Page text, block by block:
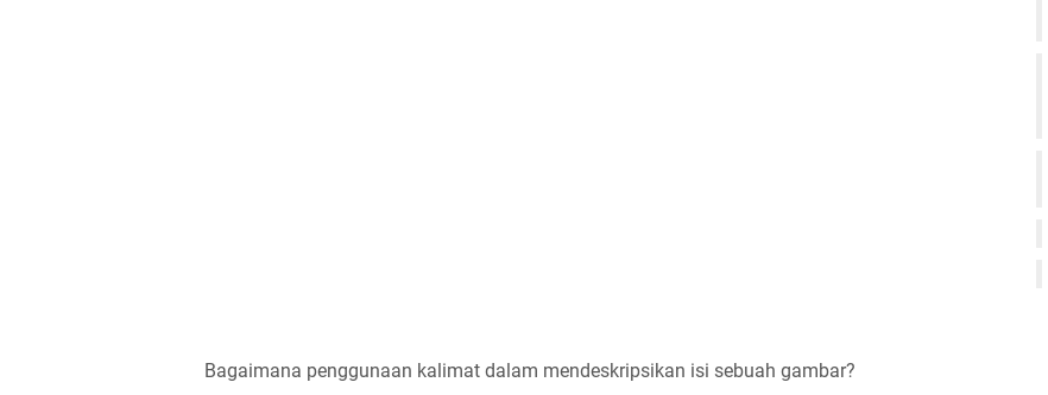
Bagaimana penggunaan kalimat dalam mendeskripsikan isi sebuah gambar?